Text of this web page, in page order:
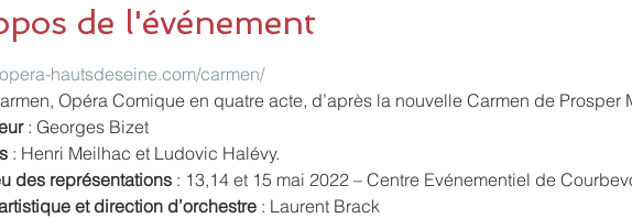
de l'événement
hautsdeseine.com/carmen/
Opéra Comique en quatre acte, d’après la nouvelle Carmen de Prosper
: Georges Bizet
: Henri Meilhac et Ludovic Halévy.
des représentations : 13,14 et 15 mai 2022 – Centre Evénementiel de
et direction d’orchestre : Laurent Brack